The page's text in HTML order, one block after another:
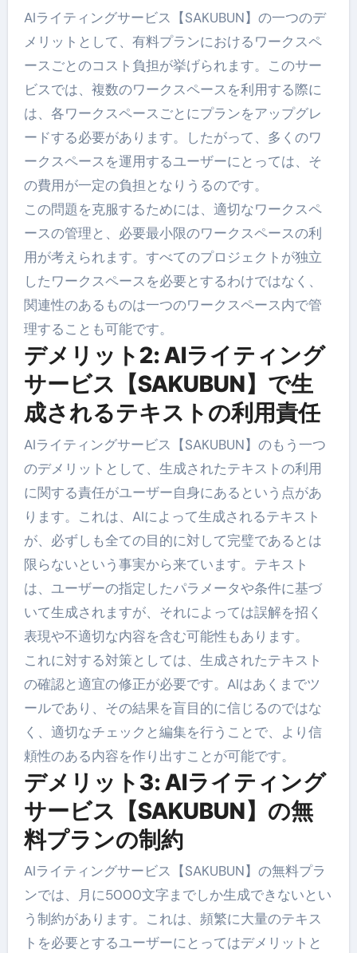
AIライティングサービス【SAKUBUN】の一つのデ
メリットとして、有料プランにおけるワークスペ
ースごとのコスト負担が挙げられます。このサー
ビスでは、複数のワークスペースを利用する際に
は、各ワークスペースごとにプランをアップグレ
ードする必要があります。したがって、多くのワ
ークスペースを運用するユーザーにとっては、そ
の費用が一定の負担となりうるのです。
この問題を克服するためには、適切なワークスペ
ースの管理と、必要最小限のワークスペースの利
用が考えられます。すべてのプロジェクトが独立
したワークスペースを必要とするわけではなく、
関連性のあるものは一つのワークスペース内で管
理することも可能です。
デメリット2: AIライティング
サービス【SAKUBUN】で生
成されるテキストの利用責任
AIライティングサービス【SAKUBUN】のもう一つ
のデメリットとして、生成されたテキストの利用
に関する責任がユーザー自身にあるという点があ
ります。これは、AIによって生成されるテキスト
が、必ずしも全ての目的に対して完璧であるとは
限らないという事実から来ています。テキスト
は、ユーザーの指定したパラメータや条件に基づ
いて生成されますが、それによっては誤解を招く
表現や不適切な内容を含む可能性もあります。
これに対する対策としては、生成されたテキスト
の確認と適宜の修正が必要です。AIはあくまでツ
ールであり、その結果を盲目的に信じるのではな
く、適切なチェックと編集を行うことで、より信
頼性のある内容を作り出すことが可能です。
デメリット3: AIライティング
サービス【SAKUBUN】の無
料プランの制約
AIライティングサービス【SAKUBUN】の無料プラ
ンでは、月に5000文字までしか生成できないとい
う制約があります。これは、頻繁に大量のテキス
トを必要とするユーザーにとってはデメリットと